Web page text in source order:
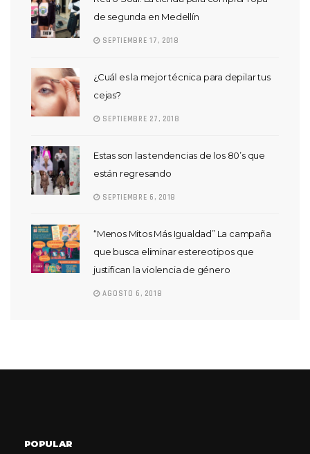
de segunda en Medellín
SEPTIEMBRE 17, 2018
¿Cuál es la mejor técnica para depilar tus
cejas?
SEPTIEMBRE 27, 2018
Estas son las tendencias de los 80’s que
están regresando
SEPTIEMBRE 6, 2018
“Menos Mitos Más Igualdad” La campaña
que busca eliminar estereotipos que
justifican la violencia de género
AGOSTO 6, 2018
POPULAR